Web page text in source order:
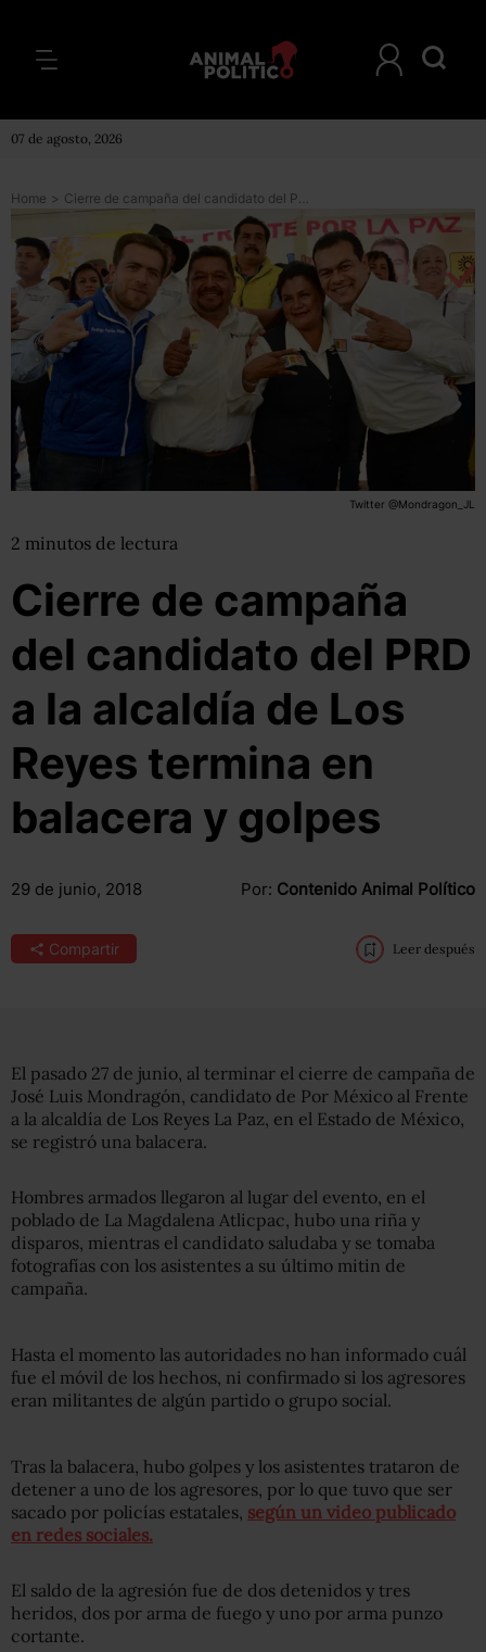
07 de agosto, 2026
Home > Cierre de campaña del candidato del PRD a la alcaldía de Los Reyes termina en balacera y golpes
Twitter @Mondragon_JL
2 minutos de lectura
Cierre de campaña
del candidato del PRD
a la alcaldía de Los
Reyes termina en
balacera y golpes
29 de junio, 2018 Por: Contenido Animal Político
Compartir Leer después
El pasado 27 de junio, al terminar el cierre de campaña de
José Luis Mondragón, candidato de Por México al Frente
a la alcaldía de Los Reyes La Paz, en el Estado de México,
se registró una balacera.
Hombres armados llegaron al lugar del evento, en el
poblado de La Magdalena Atlicpac, hubo una riña y
disparos, mientras el candidato saludaba y se tomaba
fotografías con los asistentes a su último mitin de
campaña.
Hasta el momento las autoridades no han informado cuál
fue el móvil de los hechos, ni confirmado si los agresores
eran militantes de algún partido o grupo social.
Tras la balacera, hubo golpes y los asistentes trataron de
detener a uno de los agresores, por lo que tuvo que ser
sacado por policías estatales, según un video publicado
en redes sociales.
El saldo de la agresión fue de dos detenidos y tres
heridos, dos por arma de fuego y uno por arma punzo
cortante.